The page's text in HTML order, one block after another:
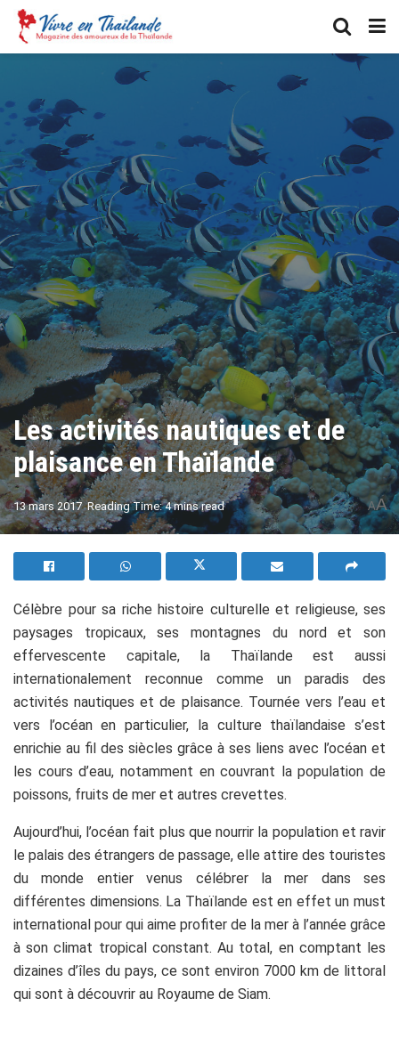
Les activités nautiques et de
plaisance en Thaïlande
13 mars 2017 Reading Time: 4 mins read AA
Célèbre pour sa riche histoire culturelle et religieuse, ses
paysages tropicaux, ses montagnes du nord et son
effervescente capitale, la Thaïlande est aussi
internationalement reconnue comme un paradis des
activités nautiques et de plaisance. Tournée vers l’eau et
vers l’océan en particulier, la culture thaïlandaise s’est
enrichie au fil des siècles grâce à ses liens avec l’océan et
les cours d’eau, notamment en couvrant la population de
poissons, fruits de mer et autres crevettes.
Aujourd’hui, l’océan fait plus que nourrir la population et ravir
le palais des étrangers de passage, elle attire des touristes
du monde entier venus célébrer la mer dans ses
différentes dimensions. La Thaïlande est en effet un must
international pour qui aime profiter de la mer à l’année grâce
à son climat tropical constant. Au total, en comptant les
dizaines d’îles du pays, ce sont environ 7000 km de littoral
qui sont à découvrir au Royaume de Siam.